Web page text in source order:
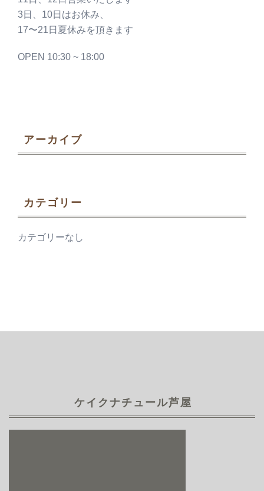
3日、10日はお休み、
17〜21日夏休みを頂きます
OPEN 10:30 ~ 18:00
アーカイブ
カテゴリー
カテゴリーなし
ケイクナチュール芦屋